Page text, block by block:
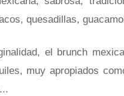
quesadillas,
el brunch
muy apropiados